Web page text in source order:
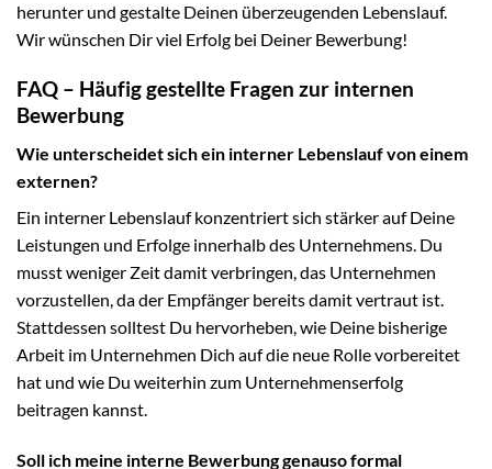
herunter und gestalte Deinen überzeugenden Lebenslauf.
Wir wünschen Dir viel Erfolg bei Deiner Bewerbung!
FAQ – Häufig gestellte Fragen zur internen
Bewerbung
Wie unterscheidet sich ein interner Lebenslauf von einem
externen?
Ein interner Lebenslauf konzentriert sich stärker auf Deine
Leistungen und Erfolge innerhalb des Unternehmens. Du
musst weniger Zeit damit verbringen, das Unternehmen
vorzustellen, da der Empfänger bereits damit vertraut ist.
Stattdessen solltest Du hervorheben, wie Deine bisherige
Arbeit im Unternehmen Dich auf die neue Rolle vorbereitet
hat und wie Du weiterhin zum Unternehmenserfolg
beitragen kannst.
Soll ich meine interne Bewerbung genauso formal